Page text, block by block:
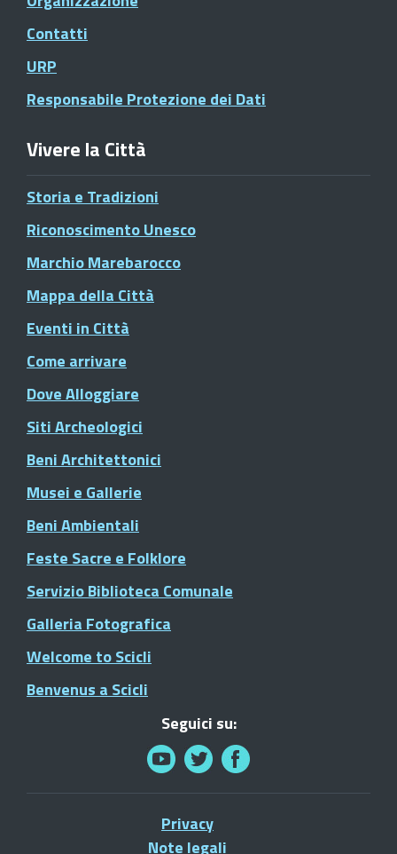
Contatti
URP
Responsabile Protezione dei Dati
Vivere la Città
Storia e Tradizioni
Riconoscimento Unesco
Marchio Marebarocco
Mappa della Città
Eventi in Città
Come arrivare
Dove Alloggiare
Siti Archeologici
Beni Architettonici
Musei e Gallerie
Beni Ambientali
Feste Sacre e Folklore
Servizio Biblioteca Comunale
Galleria Fotografica
Welcome to Scicli
Benvenus a Scicli
Seguici su:
Privacy
Note legali